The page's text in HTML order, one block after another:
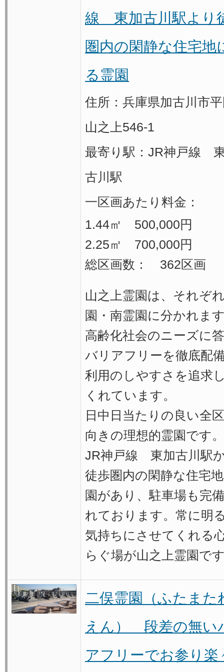
線 東加古川駅より
圏内の閑静な住宅地
る霊園
住所：兵庫県加古川市
山之上546-1
最寄り駅：JR神戸線
古川駅
一区画あたり料金：
1.44㎡ 500,000円
2.25㎡ 700,000円
総区画数： 362区画
山之上霊園は、それぞ
園・南霊園に分かれま
高齢化社会のニーズに
バリアフリーを徹底配
利用のしやすさを追求
くれています。
日中日当たりの良い全
向きの理想的霊園です。
JR神戸線 東加古川駅
徒歩圏内の閑静な住宅
園があり、駐車場も完
れております。常に明
気持ちにさせてくれる
らぐ場が山之上霊園で
二俣霊園（ふたまた
えん） 段差の無い
アフリーでお参り楽